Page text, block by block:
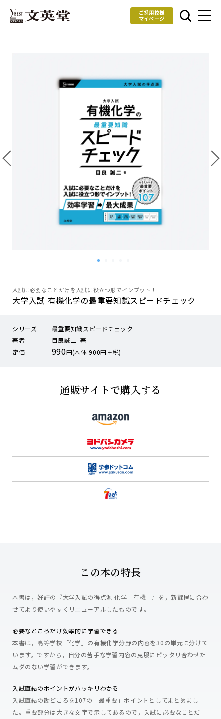
ご採用校様
マイページ
入試に必要なことだけを入試に役立つ形でインプット！
大学入試 有機化学の最重要知識スピードチェック
シリーズ
最重要知識スピードチェック
著者
目良誠二 著
定価
990円(本体 900円＋税)
通販サイトで購入する
この本の特長
本書は，好評の『大学入試の得点源 化学［有機］』を，新課程に合わ
せてより使いやすくリニューアルしたものです。
必要なところだけ効率的に学習できる
本書は，高等学校「化学」の有機化学分野の内容を30の単元に分けて
います。ですから，自分の苦手な学習内容の克服にピッタリ合わせた
ムダのない学習ができます。
入試直結のポイントがハッキリわかる
入試直結の勘どころを107の「最重要」ポイントとしてまとめまし
た。重要部分は大きな文字で示してあるので，入試に必要なことだ